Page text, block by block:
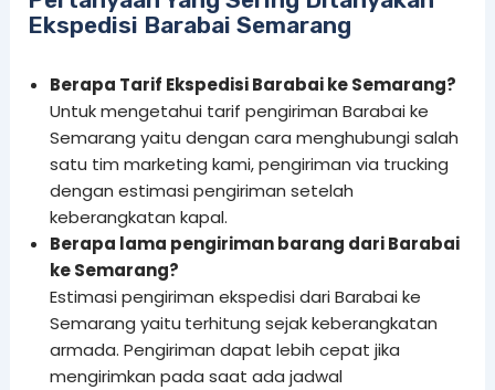
Ekspedisi Barabai Semarang
Berapa Tarif Ekspedisi Barabai ke Semarang?
Untuk mengetahui tarif pengiriman Barabai ke
Semarang yaitu dengan cara menghubungi salah
satu tim marketing kami, pengiriman via trucking
dengan estimasi pengiriman setelah
keberangkatan kapal.
Berapa lama pengiriman barang dari Barabai
ke Semarang?
Estimasi pengiriman ekspedisi dari Barabai ke
Semarang yaitu terhitung sejak keberangkatan
armada. Pengiriman dapat lebih cepat jika
mengirimkan pada saat ada jadwal